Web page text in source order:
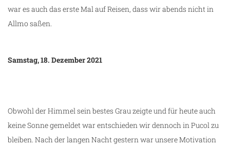
war es auch das erste Mal auf Reisen, dass wir abends nicht in
Allmo saßen.
Samstag, 18. Dezember 2021
Obwohl der Himmel sein bestes Grau zeigte und für heute auch
keine Sonne gemeldet war entschieden wir dennoch in Pucol zu
bleiben. Nach der langen Nacht gestern war unsere Motivation